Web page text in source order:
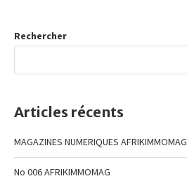
Rechercher
Articles récents
MAGAZINES NUMERIQUES AFRIKIMMOMAG
No 006 AFRIKIMMOMAG